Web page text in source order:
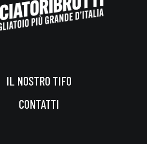
IL NOSTRO TIFO
CONTATTI